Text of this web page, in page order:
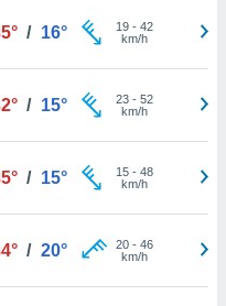
/ 16° 19- 42
km/h
/ 15° 23- 52
km/h
/ 15° 15- 48
km/h
/ 20° 20- 46
km/h